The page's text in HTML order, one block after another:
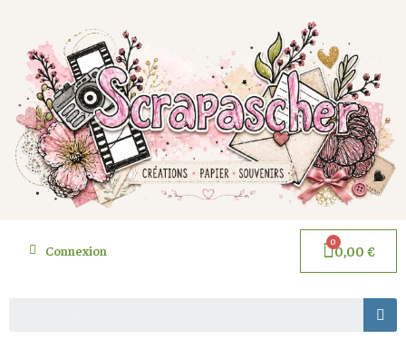
Connexion 0,00 €